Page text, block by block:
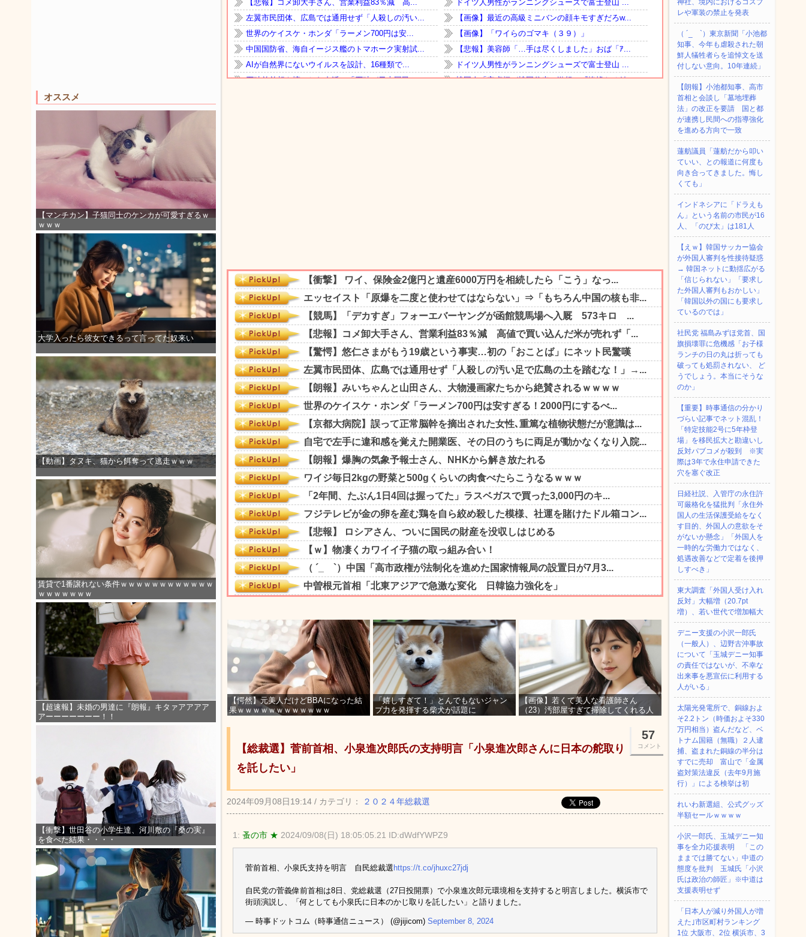
オススメ
【マンチカン】子猫同士のケンカが可愛すぎるｗ
ｗｗｗ
大学入ったら彼女できるって言ってた奴来い
【動画】タヌキ、猫から餌奪って逃走ｗｗｗ
賃貸で1番譲れない条件ｗｗｗｗｗｗｗｗｗｗｗｗ
ｗｗｗｗｗｗｗ
【超速報】未婚の男達に『朗報』キタァアアアア
アーーーーーーー！！
【衝撃】世田谷の小学生達、河川敷の『桑の実』
を食べた結果・・・・
【愕然】元美人だけどBBAになった結
果ｗｗｗｗｗｗｗｗｗｗｗｗ
「嬉しすぎて！」とんでもないジャン
プ力を発揮する柴犬が話題に
【画像】若くて美人な看護師さん
（23）汚部屋すぎて掃除してくれる人
57
コメント
【総裁選】菅前首相、小泉進次郎氏の支持明言「小泉進次郎さんに日本の舵取り
を託したい」
2024年09月08日19:14 / カテゴリ： ２０２４年総裁選
1: 蚤の市 ★ 2024/09/08(日) 18:05:05.21 ID:dWdfYWPZ9
菅前首相、小泉氏支持を明言 自民総裁選https://t.co/jhuxc27jdj
自民党の菅義偉前首相は8日、党総裁選（27日投開票）で小泉進次郎元環境相を支持すると明言しました。横浜市で
街頭演説し、「何としても小泉氏に日本のかじ取りを託したい」と語りました。
— 時事ドットコム（時事通信ニュース） (@jijicom) September 8, 2024
神社、境内におけるコスプ
レや軍装の禁止を発表
（ ´_ゝ`）東京新聞「小池都
知事、今年も虐殺された朝
鮮人犠牲者らを追悼文を送
付しない意向。10年連続」
【朗報】小池都知事、高市
首相と会談し「墓地埋葬
法」の改正を要請 国と都
が連携し民間への指導強化
を進める方向で一致
蓮舫議員「蓮舫だから叩い
ていい、との報道に何度も
向き合ってきました。悔し
くても」
インドネシアに「ドラえも
ん」という名前の市民が16
人、「のび太」は181人
【えｗ】韓国サッカー協会
が外国人審判を性接待疑惑
→ 韓国ネットに動揺広がる
「信じられない」「要求し
た外国人審判もおかしい」
「韓国以外の国にも要求し
ているのでは」
社民党 福島みずほ党首、国
旗損壊罪に危機感「お子様
ランチの日の丸は折っても
破っても処罰されない、 ど
うでしょう。本当にそうな
のか」
【重要】時事通信の分かり
づらい記事でネット混乱！
「特定技能2号に5年枠登
場」を移民拡大と勘違いし
反対パブコメが殺到 ※実
際は3年で永住申請できた
穴を塞ぐ改正
日経社説、入管庁の永住許
可厳格化を猛批判「永住外
国人の生活保護受給をなく
す目的、外国人の意欲をそ
がないか懸念」「外国人を
一時的な労働力ではなく、
処遇改善などで定着を後押
しすべき」
東大調査「外国人受け入れ
反対」大幅増（20.7pt
増）、若い世代で増加幅大
デニー支援の小沢一郎氏
（一般人）、辺野古沖事故
について「玉城デニー知事
の責任ではないが、不幸な
出来事を悪宣伝に利用する
人がいる」
太陽光発電所で、銅線およ
そ2.2トン（時価およそ330
万円相当）盗んだなど、ベ
トナム国籍（無職）２人逮
捕、盗まれた銅線の半分は
すでに売却 富山で「金属
盗対策法違反（去年9月施
行）」による検挙は初
れいわ新選組、公式グッズ
半額セールｗｗｗｗ
小沢一郎氏、玉城デニー知
事を全力応援表明 「この
ままでは勝てない」中道の
態度を批判 玉城氏「小沢
氏は政治の師匠」※中道は
支援表明せず
「日本人が減り外国人が増
えた｣市区町村ランキング
1位 大阪市、2位 横浜市、3